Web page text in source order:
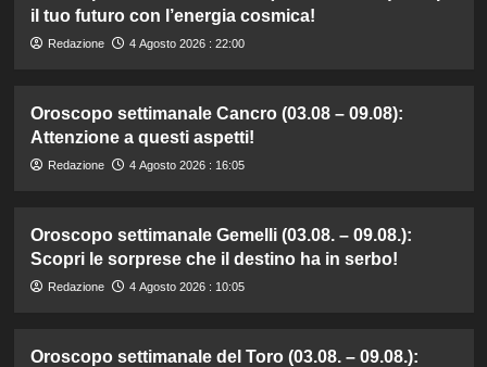
il tuo futuro con l’energia cosmica!
Redazione 4 Agosto 2026 : 22:00
Oroscopo settimanale Cancro (03.08 – 09.08):
Attenzione a questi aspetti!
Redazione 4 Agosto 2026 : 16:05
Oroscopo settimanale Gemelli (03.08. – 09.08.):
Scopri le sorprese che il destino ha in serbo!
Redazione 4 Agosto 2026 : 10:05
Oroscopo settimanale del Toro (03.08. – 09.08.):